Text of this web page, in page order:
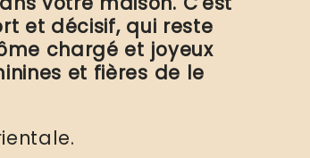
et décisif, qui reste
chargé et joyeux
et fières de le